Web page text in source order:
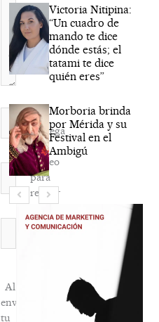
Nombre*
Correo
electrónico*
Agréga
mi
correo
para
recibir
newsletter
Al
enviar
tu
Victoria Nitipina:
“Un cuadro de
mando te dice
dónde estás; el
tatami te dice
quién eres”
Morboria brinda
por Mérida y su
Festival en el
Ambigú